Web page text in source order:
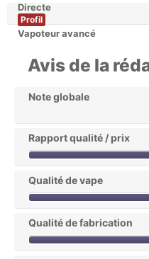
Directe
Profil
Vapoteur avancé
Avis de la
Note globale
Rapport qualité / prix
Qualité de vape
Qualité de fabrication